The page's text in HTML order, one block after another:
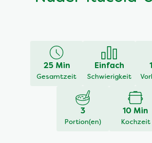
25 Min
Gesamtzeit
Einfach
Schwierigkeit
3
Portion(en)
10 Min
Kochzeit